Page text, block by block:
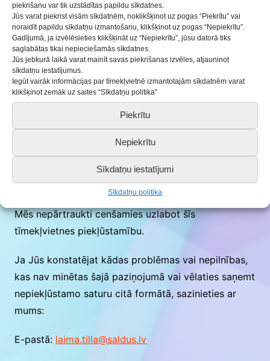
piekrišanu var tik uzstādītas papildu sīkdatnes.
Jūs varat piekrist visām sīkdatnēm, noklikšķinot uz pogas “Piekrītu” vai
noraidīt papildu sīkdatņu izmantošanu, klikšķinot uz pogas “Nepiekrītu”.
Gadījumā, ja izvēlēsieties klikšķināt uz “Nepiekrītu”, jūsu datorā tiks
saglabātas tikai nepieciešamās sīkdatnes.
Jūs jebkurā laikā varat mainīt savas piekrišanas izvēles, atjauninot
sīkdatņu iestatījumus.
Iegūt vairāk informācijas par tīmekļvietnē izmantotajām sīkdatnēm varat
klikšķinot zemāk uz saites “Sīkdatņu politika”
Piekrītu
Nepiekrītu
Sīkdatņu iestatījumi
Sīkdatņu politika
Piekļūstamības alternatīvas
Nepiekļūstamo satura iespējams pieprasīt sazinoties
ar:
Laima Tiļļa
Saldus Bērnu un jaunatnes centra digitālās vides
Atsauksmēm un saziņai
Mēs nepārtraukti cenšamies uzlabot šīs
tīmekļvietnes piekļūstamību.
Ja Jūs konstatējat kādas problēmas vai nepilnības,
kas nav minētas šajā paziņojumā vai vēlaties saņemt
nepiekļūstamo saturu citā formātā, sazinieties ar
mums:
E-pastā: laima.tilla@saldus.lv